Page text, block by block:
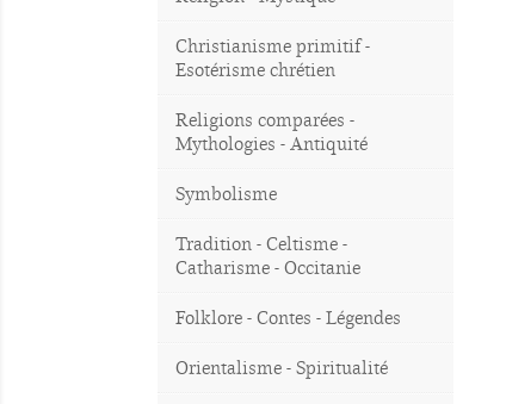
Christianisme primitif -
Esotérisme chrétien
Religions comparées -
Mythologies - Antiquité
Symbolisme
Tradition - Celtisme -
Catharisme - Occitanie
Folklore - Contes - Légendes
Orientalisme - Spiritualité